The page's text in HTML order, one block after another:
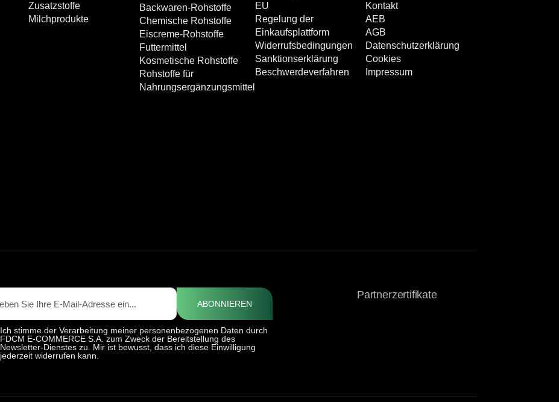
Zusatzstoffe
Milchprodukte
Backwaren-Rohstoffe
Chemische Rohstoffe
Eiscreme-Rohstoffe
Futtermittel
Kosmetische Rohstoffe
Rohstoffe für
Nahrungsergänzungsmittel
EU
Regelung der
Einkaufsplattform
Widerrufsbedingungen
Sanktions­erklärung
Beschwerdeverfahren
Kontakt
AEB
AGB
Datenschutzerklärung
Cookies
Impressum
Partnerzertifikate
Ich stimme der Verarbeitung meiner personenbezogenen Daten durch
FDCM E-COMMERCE S.A. zum Zweck der Bereitstellung des
Newsletter-Dienstes zu. Mir ist bewusst, dass ich diese Einwilligung
jederzeit widerrufen kann.
ABONNIEREN